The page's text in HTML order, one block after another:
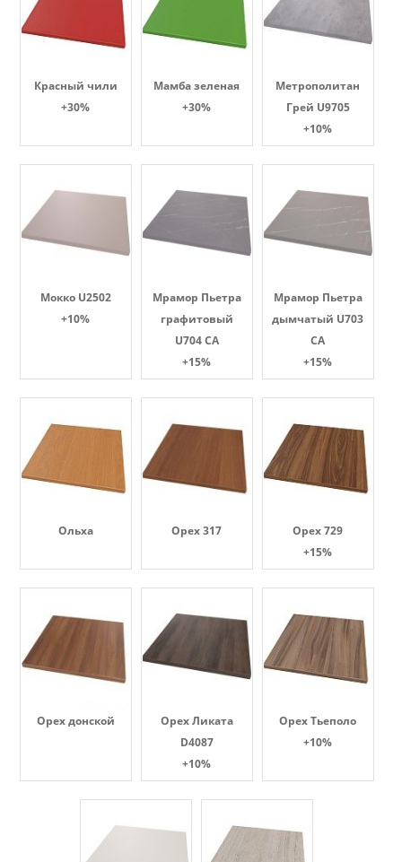
Красный чили
+30%
Мамба зеленая
+30%
Метрополитан
Грей U9705
+10%
Мокко U2502
+10%
Мрамор Пьетра
графитовый
U704 CA
+15%
Мрамор Пьетра
дымчатый U703
CA
+15%
Ольха Орех 317
Орех 729
+15%
Орех донской
Орех Ликата
D4087
+10%
Орех Тьеполо
+10%